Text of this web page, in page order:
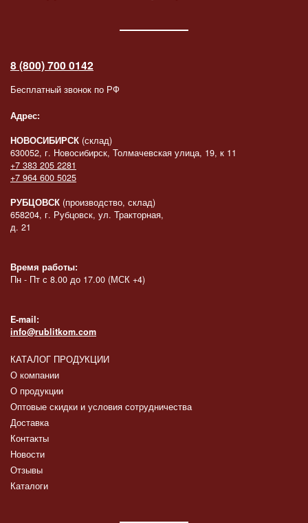
8 (800) 700 0142
Бесплатный звонок по РФ
Адрес:
НОВОСИБИРСК (склад)
630052, г. Новосибирск, Толмачевская улица, 19, к 11
+7 383 205 2281
+7 964 600 5025
РУБЦОВСК (производство, склад)
658204, г. Рубцовск, ул. Тракторная,
д. 21
Время работы:
Пн - Пт с 8.00 до 17.00 (МСК +4)
E-mail:
info@rublitkom.com
КАТАЛОГ ПРОДУКЦИИ
О компании
О продукции
Оптовые скидки и условия сотрудничества
Доставка
Контакты
Новости
Отзывы
Каталоги